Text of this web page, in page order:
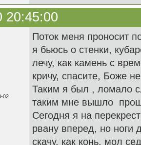
20:45:00
02
Поток меня проносит
я бьюсь о стенки,
лечу, как камень с
кричу, спасите, Боже
Таким я был , ломало
таким мне вышло
Сегодня я на
рвану вперед, но ноги
скачу, как конь, мол